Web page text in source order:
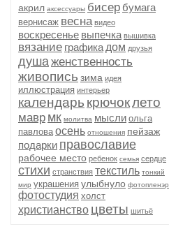
акрил аксессуары бисер бумага
вернисаж весна видео
воскресенье выпечка вышивка
вязание графика дом друзья
душаженственность
живопись зима идея
иллюстрация интерьер
календарь крючоклето
мавр мк молитва мысли ольга
павлова осень отношения пейзаж
подарки православие
рабочее место ребенок семья сердце
стихи странствия текстиль тонкий
мир украшения улыбнуло фотопленэр
фотостудия холст
христианство цветы шитьё